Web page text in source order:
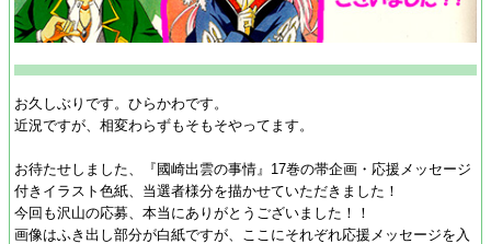
お久しぶりです。ひらかわです。
近況ですが、相変わらずもそもそやってます。
お待たせしました、『國崎出雲の事情』17巻の帯企画・応援メッセージ
付きイラスト色紙、当選者様分を描かせていただきました！
今回も沢山の応募、本当にありがとうございました！！
画像はふき出し部分が白紙ですが、ここにそれぞれ応援メッセージを入